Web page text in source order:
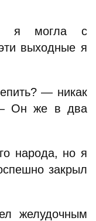
я могла с
выходные я
— никак
— Он же в два
народа, но я
закрыл
желудочным